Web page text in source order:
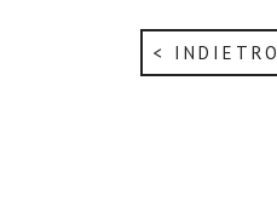
< INDIETRO